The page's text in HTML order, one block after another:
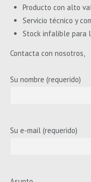
Producto con alto
Servicio técnico y
Stock infalible para
Contacta con nosotros,
Su nombre (requerido)
Su e-mail (requerido)